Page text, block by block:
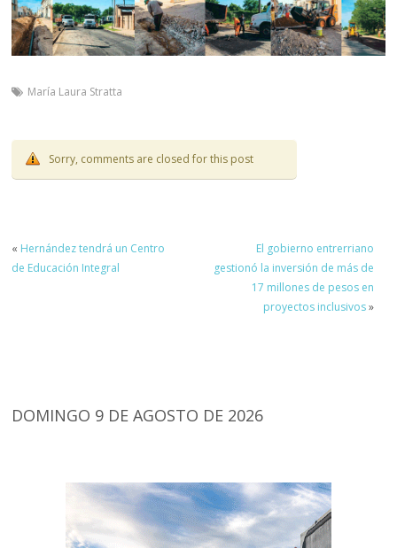
María Laura Stratta
Sorry, comments are closed for this post
« Hernández tendrá un Centro
de Educación Integral
El gobierno entrerriano
gestionó la inversión de más de
17 millones de pesos en
proyectos inclusivos»
DOMINGO 9 DE AGOSTO DE 2026